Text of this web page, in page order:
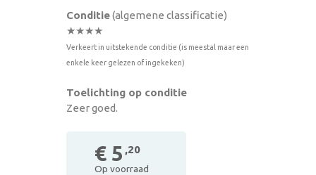
Conditie(algemene classificatie)
★★★★
Verkeert in uitstekende conditie (is meestal maar een
enkele keer gelezen of ingekeken)
Toelichting op conditie
Zeer goed.
€ 5 ,20
Op voorraad